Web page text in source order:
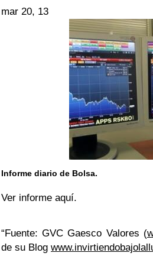
mar 20, 13
Informe diario de Bolsa.
Ver informe aquí.
“Fuente: GVC Gaesco Valores (
de su Blog